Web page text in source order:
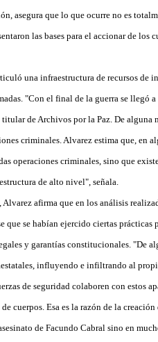
asegura que lo que ocurre no es
las bases para el accionar de los
una infraestructura de recursos de
"Con el final de la guerra se llegó
de Archivos por la Paz. De alguna
criminales. Alvarez estima que, en
operaciones criminales, sino que
de alto nivel", señala.
afirma que en los análisis
se habían ejercido ciertas prácticas
y garantías constitucionales. "De
influyendo e infiltrando al
de seguridad colaboren con estos
cuerpos. Esa es la razón de la
de Facundo Cabral sino en